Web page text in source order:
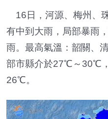
16日，河源、梅州、
有中到大雨，局部暴雨
雨。最高氣溫：韶關、
部市縣介於27℃～30℃
26℃。